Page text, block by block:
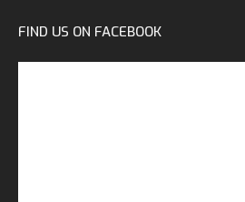
FIND US ON FACEBOOK